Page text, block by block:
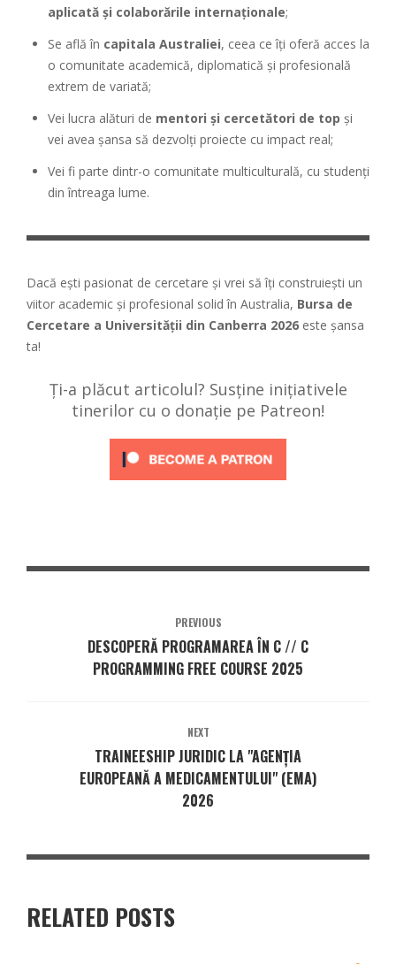
aplicată și colaborările internaționale;
Se află în capitala Australiei, ceea ce îți oferă acces la
o comunitate academică, diplomatică și profesională
extrem de variată;
Vei lucra alături de mentori și cercetători de top și
vei avea șansa să dezvolți proiecte cu impact real;
Vei fi parte dintr-o comunitate multiculturală, cu studenți
din întreaga lume.
Dacă ești pasionat de cercetare și vrei să îți construiești un
viitor academic și profesional solid în Australia, Bursa de
Cercetare a Universității din Canberra 2026 este șansa
ta!
Ți-a plăcut articolul? Susține inițiativele
tinerilor cu o donație pe Patreon!
PREVIOUS
DESCOPERĂ PROGRAMAREA ÎN C // C
PROGRAMMING FREE COURSE 2025
NEXT
TRAINEESHIP JURIDIC LA "AGENȚIA
EUROPEANĂ A MEDICAMENTULUI" (EMA)
2026
RELATED POSTS